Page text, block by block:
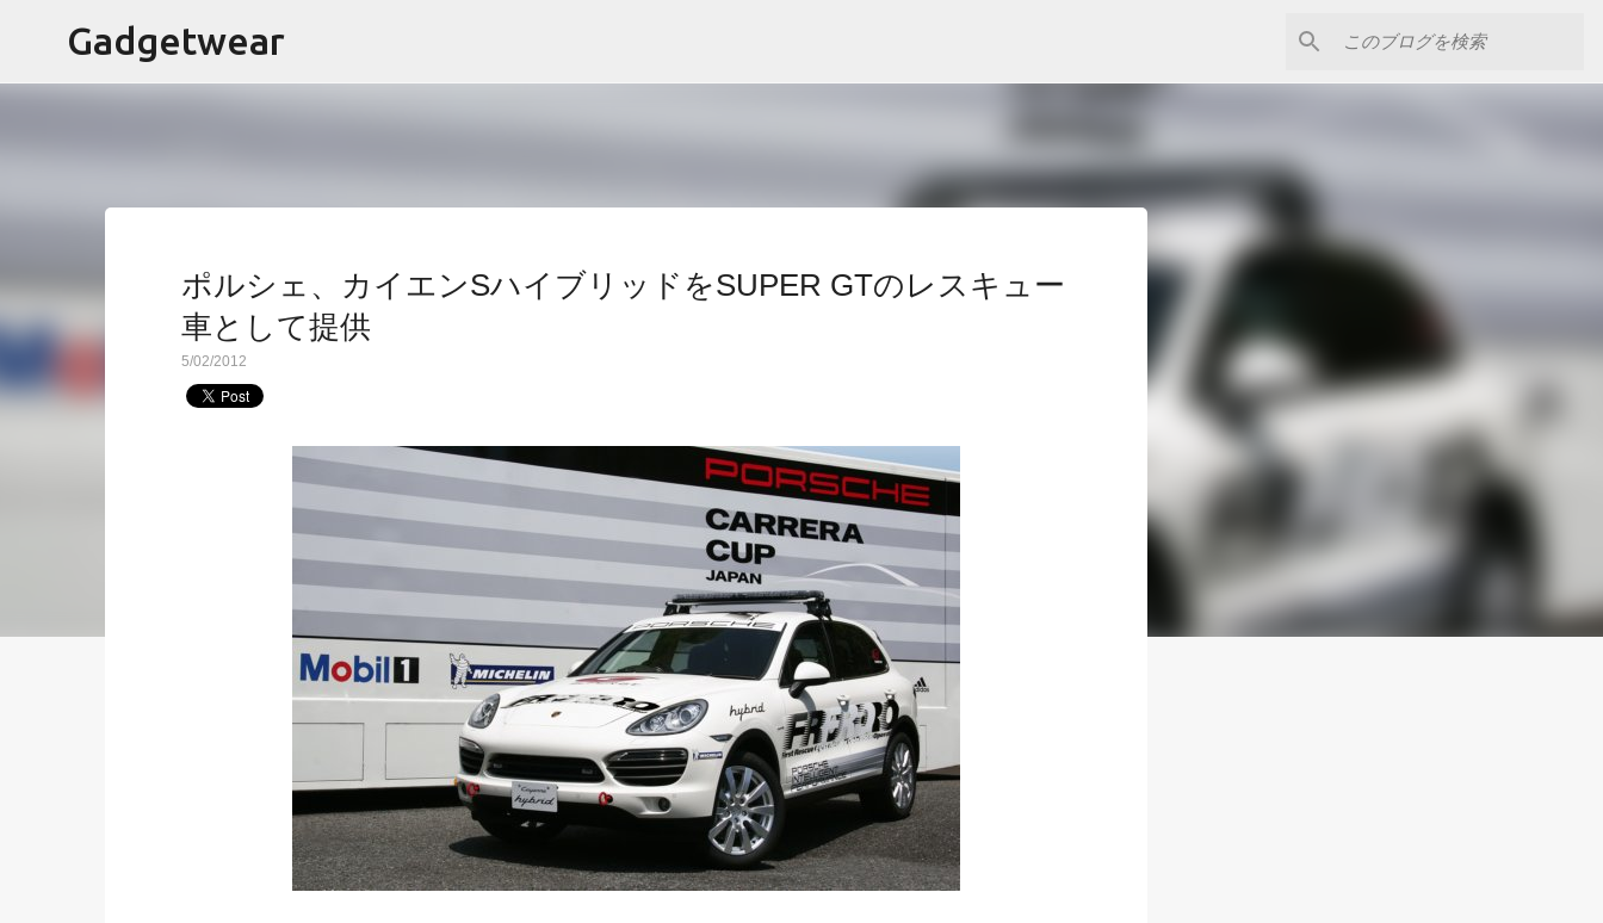
Gadgetwear
ポルシェ、カイエンSハイブリッドをSUPER GTのレスキュー
車として提供
5/02/2012